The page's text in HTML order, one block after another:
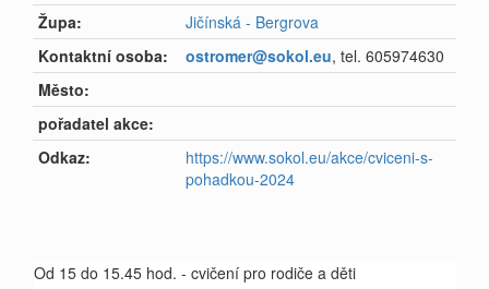
Župa:
Jičínská - Bergrova
Kontaktní osoba:
ostromer@sokol.eu, tel. 605974630
Město:
pořadatel akce:
Odkaz:
https://www.sokol.eu/akce/cviceni-s-
pohadkou-2024
Od 15 do 15.45 hod. - cvičení pro rodiče a děti